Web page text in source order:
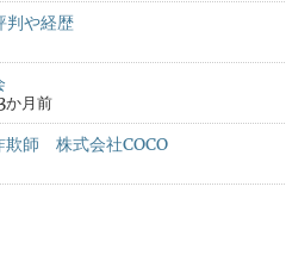
判や経歴
3か月前
師 株式会社COCO